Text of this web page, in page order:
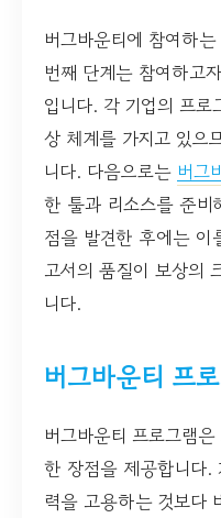
버그바운티에 참여하
번째 단계는 참여하고
입니다. 각 기업의 프
상 체계를 가지고 있으
니다. 다음으로는 버그
한 툴과 리소스를 준비
점을 발견한 후에는
고서의 품질이 보상의
니다.
버그바운티 프
버그바운티 프로그램
한 장점을 제공합니다.
력을 고용하는 것보다